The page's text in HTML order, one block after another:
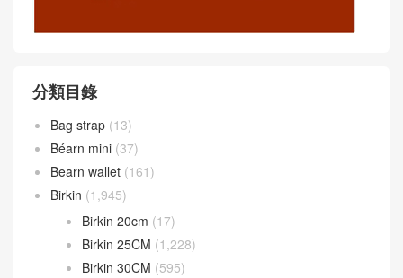
分類目錄
Bag strap (13)
Béarn mini (37)
Bearn wallet (161)
Birkin (1,945)
Birkin 20cm (17)
Birkin 25CM (1,228)
Birkin 30CM (595)